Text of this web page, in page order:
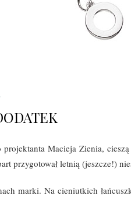
Macieja Zienia, cieszą
przygotował letnią (jeszcze!)
marki. Na cieniutkich